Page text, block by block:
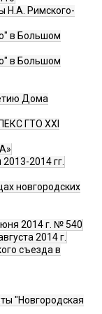
Н.А. Римского-
в Большом
в Большом
Дома
ГТО XXI
2014 гг.
новгородских
2014 г. № 540
2014 г.
съезда в
"Новгородская